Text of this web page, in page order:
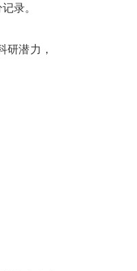
录。
研潜力，